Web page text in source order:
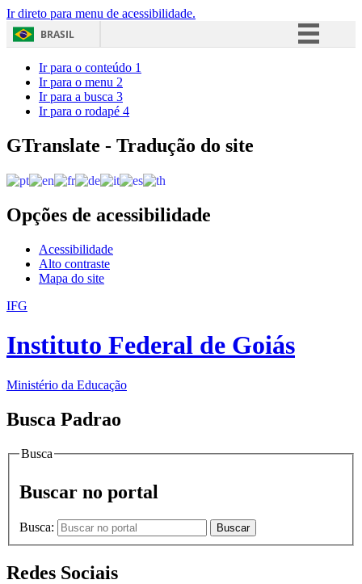
Ir direto para menu de acessibilidade.
BRASIL
Acesso à informação
Ir para o conteúdo 1
Ir para o menu 2
Ir para a busca 3
Ir para o rodapé 4
GTranslate - Tradução do site
Opções de acessibilidade
Acessibilidade
Alto contraste
Mapa do site
IFG
Instituto Federal de Goiás
Ministério da Educação
Busca Padrao
Busca
Buscar no portal
Busca: Buscar
Redes Sociais